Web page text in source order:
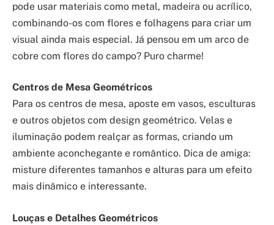
pode usar materiais como metal, madeira ou acrílico,
combinando-os com flores e folhagens para criar um
visual ainda mais especial. Já pensou em um arco de
cobre com flores do campo? Puro charme!
Centros de Mesa Geométricos
Para os centros de mesa, aposte em vasos, esculturas
e outros objetos com design geométrico. Velas e
iluminação podem realçar as formas, criando um
ambiente aconchegante e romântico. Dica de amiga:
misture diferentes tamanhos e alturas para um efeito
mais dinâmico e interessante.
Louças e Detalhes Geométricos